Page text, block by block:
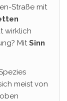
Straße mit
wirklich
MitSinn
meist von